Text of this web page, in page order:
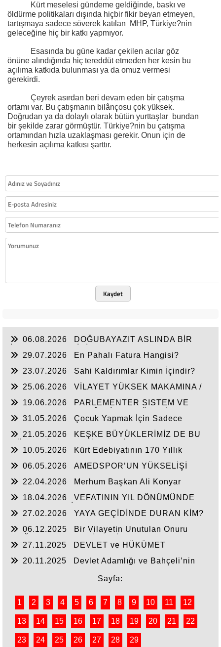
Kürt meselesi gündeme geldiğinde, baskı ve
öldürme politikaları dışında hiçbir fikir beyan etmeyen,
tartışmaya sadece söverek katılan
MHP, Türkiye?nin
geleceğine hiç bir katkı yapmıyor.
Esasında bu güne kadar çekilen acılar göz
önüne alındığında hiç tereddüt etmeden her kesin bu
açılıma katkıda bulunması ya da omuz vermesi
gerekirdi.
Çeyrek asırdan beri devam eden bir çatışma
ortamı var. Bu çatışmanın bilânçosu çok yüksek.
Doğrudan ya da dolaylı olarak bütün yurttaşlar bundan
bir şekilde zarar görmüştür. Türkiye?nin bu çatışma
ortamından hızla uzaklaşması gerekir. Onun için de
herkesin açılıma katkısı şarttır.
Kaydet
06.08.2026
DOĞUBAYAZIT ASLINDA BİR
29.07.2026
En Pahalı Fatura Hangisi?
23.07.2026
Sahi Kaldırımlar Kimin İçindir?
25.06.2026
VİLAYET YÜKSEK MAKAMINA /
19.06.2026
PARLEMENTER SISTEM VE
DEĞERLENDIRME
31.05.2026
Çocuk Yapmak İçin Sadece
21.05.2026
KEŞKE BÜYÜKLERİMİZ DE BU
10.05.2026
Kürt Edebiyatının 170 Yıllık
06.05.2026
AMEDSPOR’UN YÜKSELİŞİ
22.04.2026
Merhum Başkan Ali Konyar
18.04.2026
VEFATININ YIL DÖNÜMÜNDE
27.02.2026
YAYA GEÇİDİNDE DURAN KİM?
06.12.2025
Bir Vilayetin Unutulan Onuru
27.11.2025
DEVLET ve HÜKÜMET
20.11.2025
Devlet Adamlığı ve Bahçeli’nin
Sayfa:
1 2 3 4 5 6 7 8 9 10 11 12
13 14 15 16 17 18 19 20 21 22
23 24 25 26 27 28 29